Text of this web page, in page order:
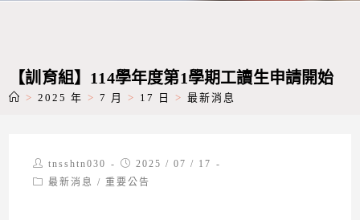
【訓育組】114學年度第1學期工讀生申請開始
> 2025 年 > 7 月 > 17 日 > 最新消息
Post
author:
tnsshtn030
Post
published:
2025 / 07 / 17
Post最新消息 / 重要公告